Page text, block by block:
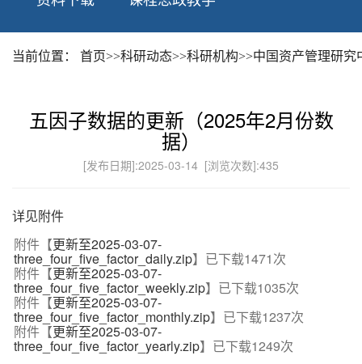
当前位置： 首页>>科研动态>>科研机构>>中国资产管理研究
五因子数据的更新（2025年2月份数
据）
[发布日期]:2025-03-14 [浏览次数]:435
详见附件
附件【更新至2025-03-07-
three_four_five_factor_daily.zip】已下载1471次
附件【更新至2025-03-07-
three_four_five_factor_weekly.zip】已下载1035次
附件【更新至2025-03-07-
three_four_five_factor_monthly.zip】已下载1237次
附件【更新至2025-03-07-
three_four_five_factor_yearly.zip】已下载1249次